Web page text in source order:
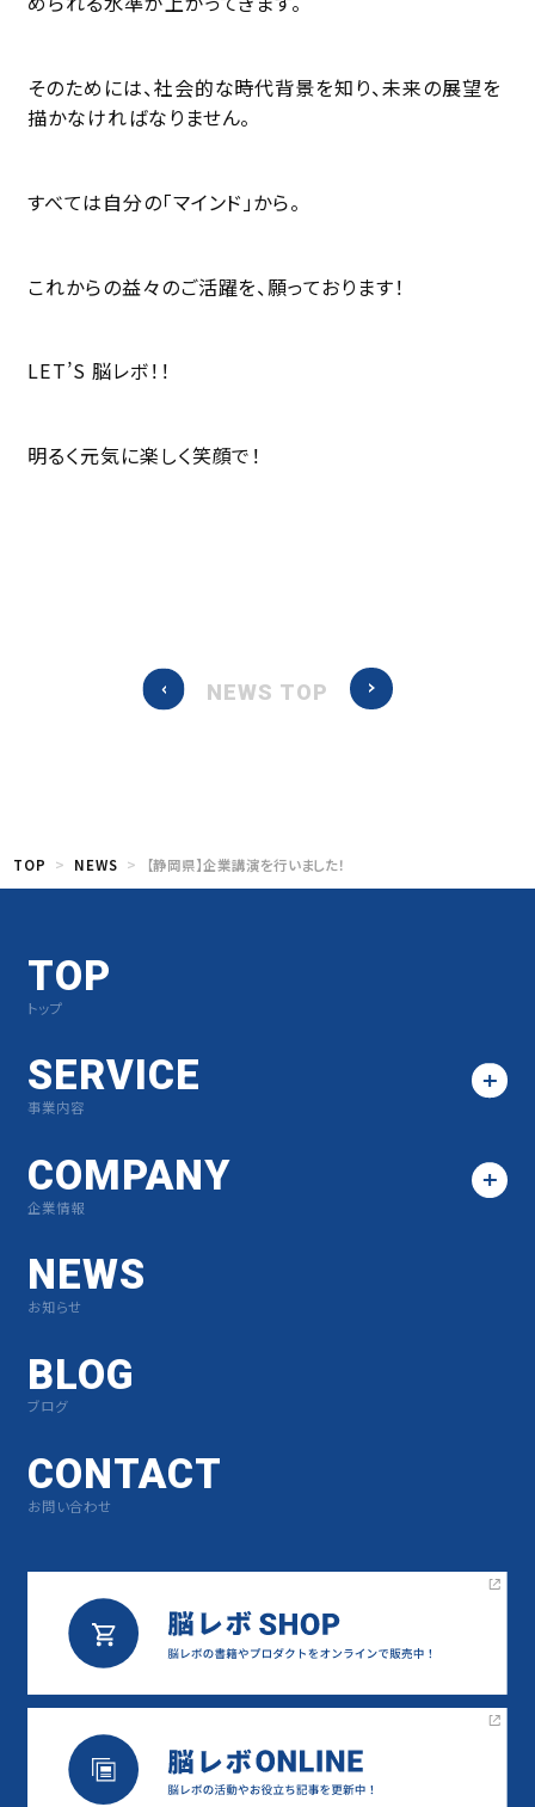
そのためには、社会的な時代背景を知り、未来の展望を
描かなければなりません。
すべては自分の「マインド」から。
これからの益々のご活躍を、願っております！
LET’S 脳レボ！！
明るく元気に楽しく笑顔で！
NEWS TOP
TOP NEWS 【静岡県】企業講演を行いました！
TOP
トップ
SERVICE
事業内容
COMPANY
企業情報
NEWS
お知らせ
BLOG
ブログ
CONTACT
お問い合わせ